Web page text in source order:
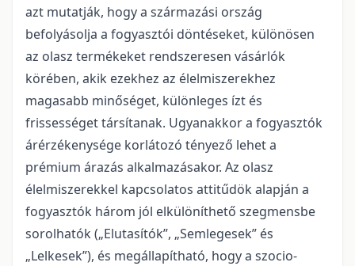
azt mutatják, hogy a származási ország
befolyásolja a fogyasztói döntéseket, különösen
az olasz termékeket rendszeresen vásárlók
körében, akik ezekhez az élelmiszerekhez
magasabb minőséget, különleges ízt és
frissességet társítanak. Ugyanakkor a fogyasztók
árérzékenysége korlátozó tényező lehet a
prémium árazás alkalmazásakor. Az olasz
élelmiszerekkel kapcsolatos attitűdök alapján a
fogyasztók három jól elkülöníthető szegmensbe
sorolhatók („Elutasítók”, „Semlegesek” és
„Lelkesek”), és megállapítható, hogy a szocio-